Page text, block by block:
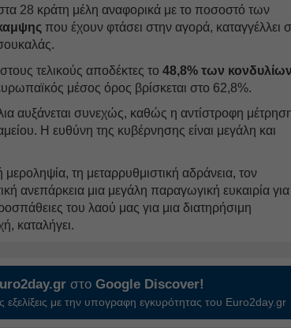
28 κράτη μέλη αναφορικά με το ποσοστό των
που έχουν φτάσει στην αγορά, καταγγέλλει
τελικούς αποδέκτες το48,8% των
μέσος όρος βρίσκεται στο 62,8%.
αυξάνεται συνεχώς, καθώς η αντίστροφη
Η ευθύνη της κυβέρνησης είναι μεγάλη και
τη μεταρρυθμιστική αδράνεια, τον
ανεπάρκεια μια μεγάλη παραγωγική ευκαιρία για
του λαού μας για μια διατηρήσιμη
καταλήγει.
στοGoogle Discover!
εξελίξεις με την υπογραφη εγκυρότητας του Euro2day.gr